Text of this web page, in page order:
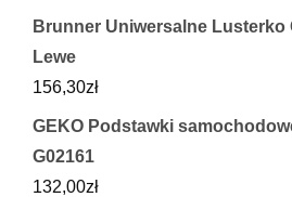
Brunner Uniwersalne Lusterko
Lewe
156,30zł
GEKO Podstawki
G02161
132,00zł